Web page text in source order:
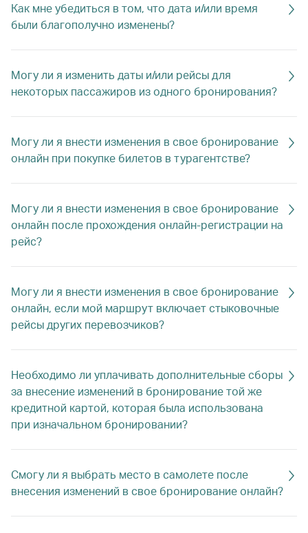
Как мне убедиться в том, что дата и/или время
были благополучно изменены?
Могу ли я изменить даты и/или рейсы для
некоторых пассажиров из одного бронирования?
Могу ли я внести изменения в свое бронирование
онлайн при покупке билетов в турагентстве?
Могу ли я внести изменения в свое бронирование
онлайн после прохождения онлайн-регистрации на
рейс?
Могу ли я внести изменения в свое бронирование
онлайн, если мой маршрут включает стыковочные
рейсы других перевозчиков?
Необходимо ли уплачивать дополнительные сборы
за внесение изменений в бронирование той же
кредитной картой, которая была использована
при изначальном бронировании?
Смогу ли я выбрать место в самолете после
внесения изменений в свое бронирование онлайн?